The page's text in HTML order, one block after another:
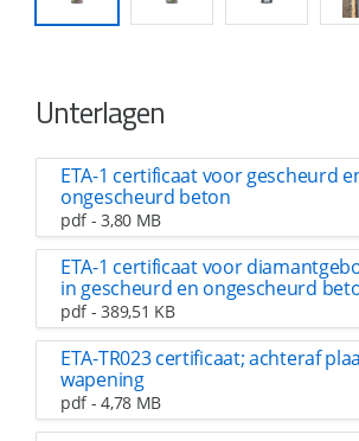
Unterlagen
ETA-1 certificaat voor gescheurd
ongescheurd beton
pdf - 3,80 MB
ETA-1 certificaat voor
in gescheurd en ongescheurd
pdf - 389,51 KB
ETA-TR023 certificaat; achteraf
wapening
pdf - 4,78 MB